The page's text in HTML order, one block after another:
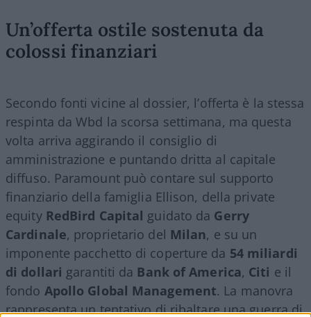
Un’offerta ostile sostenuta da
colossi finanziari
Secondo fonti vicine al dossier, l’offerta è la stessa
respinta da Wbd la scorsa settimana, ma questa
volta arriva aggirando il consiglio di
amministrazione e puntando dritta al capitale
diffuso. Paramount può contare sul supporto
finanziario della famiglia Ellison, della private
equity RedBird Capital guidato da Gerry
Cardinale, proprietario del Milan, e su un
imponente pacchetto di coperture da 54 miliardi
di dollari garantiti da Bank of America, Citi e il
fondo Apollo Global Management. La manovra
rappresenta un tentativo di ribaltare una guerra di